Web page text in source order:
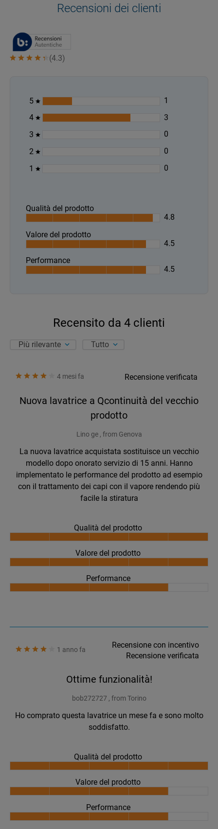
Recensioni dei clienti
(4.3)
5
1
4
3
3
0
2
0
1
0
Qualità del prodotto
4.8
Valore del prodotto
4.5
Performance
4.5
Recensito da 4 clienti
Più rilevante Tutto
4 mesi fa Recensione verificata
Nuova lavatrice a Qcontinuità del vecchio
prodotto
Lino ge , from Genova
La nuova lavatrice acquistata sostituisce un vecchio
modello dopo onorato servizio di 15 anni. Hanno
implementato le performance del prodotto ad esempio
con il trattamento dei capi con il vapore rendendo più
facile la stiratura
Qualità del prodotto
Valore del prodotto
Performance
1 anno fa
Recensione con incentivo
Recensione verificata
Ottime funzionalità!
bob272727 , from Torino
Ho comprato questa lavatrice un mese fa e sono molto
soddisfatto.
Qualità del prodotto
Valore del prodotto
Performance